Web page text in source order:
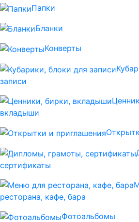
Папки
Бланки
Конверты
записи
вкладыши
сертификаты
ресторана, кафе, бара
Фотоальбомы